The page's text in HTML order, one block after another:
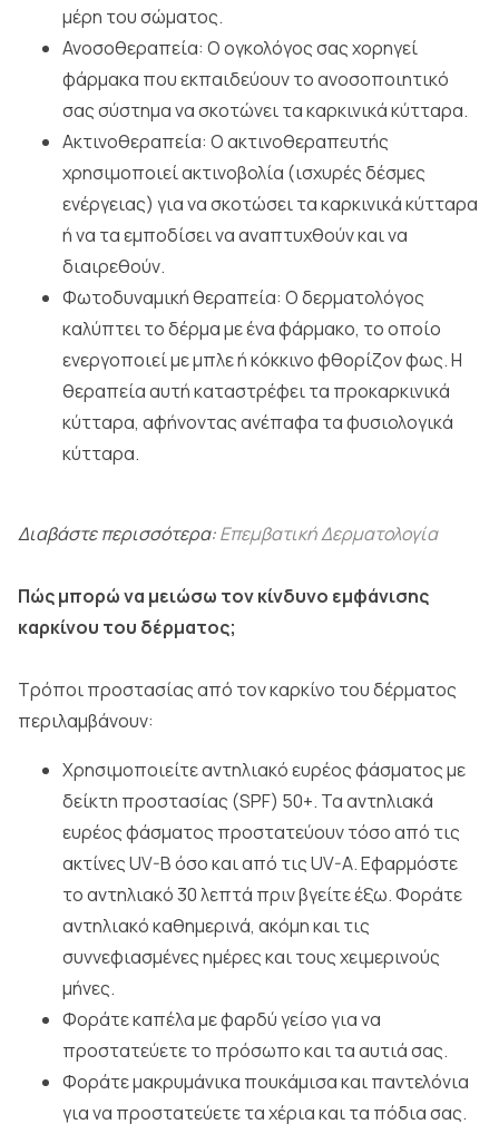
μέρη του σώματος.
Ανοσοθεραπεία: Ο ογκολόγος σας χορηγεί
φάρμακα που εκπαιδεύουν το ανοσοποιητικό
σας σύστημα να σκοτώνει τα καρκινικά κύτταρα.
Ακτινοθεραπεία: Ο ακτινοθεραπευτής
χρησιμοποιεί ακτινοβολία (ισχυρές δέσμες
ενέργειας) για να σκοτώσει τα καρκινικά κύτταρα
ή να τα εμποδίσει να αναπτυχθούν και να
διαιρεθούν.
Φωτοδυναμική θεραπεία: Ο δερματολόγος
καλύπτει το δέρμα με ένα φάρμακο, το οποίο
ενεργοποιεί με μπλε ή κόκκινο φθορίζον φως. Η
θεραπεία αυτή καταστρέφει τα προκαρκινικά
κύτταρα, αφήνοντας ανέπαφα τα φυσιολογικά
κύτταρα.
Διαβάστε περισσότερα:Επεμβατική Δερματολογία
Πώς μπορώ να μειώσω τον κίνδυνο εμφάνισης
καρκίνου του δέρματος;
Τρόποι προστασίας από τον καρκίνο του δέρματος
περιλαμβάνουν:
Χρησιμοποιείτε αντηλιακό ευρέος φάσματος με
δείκτη προστασίας (SPF) 50+. Τα αντηλιακά
ευρέος φάσματος προστατεύουν τόσο από τις
ακτίνες UV-B όσο και από τις UV-A. Εφαρμόστε
το αντηλιακό 30 λεπτά πριν βγείτε έξω. Φοράτε
αντηλιακό καθημερινά, ακόμη και τις
συννεφιασμένες ημέρες και τους χειμερινούς
μήνες.
Φοράτε καπέλα με φαρδύ γείσο για να
προστατεύετε το πρόσωπο και τα αυτιά σας.
Φοράτε μακρυμάνικα πουκάμισα και παντελόνια
για να προστατεύετε τα χέρια και τα πόδια σας.